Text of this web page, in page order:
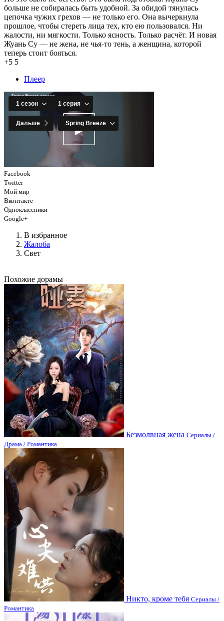
больше не собиралась быть удобной. За обидой тянулась
цепочка чужих грехов — не только его. Она вычеркнула
прошлое, чтобы стереть лица тех, кто ею пользовался. Ни
жалости, ни мягкости. Только ясность. Только расчёт. И новая
Жуань Су — не жена, не чья-то тень, а женщина, которой
теперь стоит бояться.
+5 5
Плеер
Facebook
Twitter
Мой мир
Вконтакте
Одноклассники
Google+
В избранное
Жалоба
Свет
Похожие дорамы
Безмолвная жена Сериалы /
Драма / Романтика
Никто, кроме тебя Сериалы /
Романтика